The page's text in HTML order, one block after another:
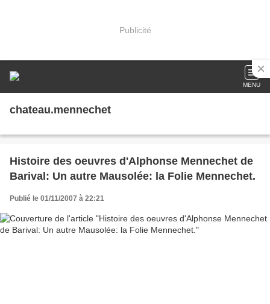
Publicité
MENU
chateau.mennechet
Histoire des oeuvres d'Alphonse Mennechet de
Barival: Un autre Mausolée: la Folie Mennechet.
Publié le 01/11/2007 à 22:21